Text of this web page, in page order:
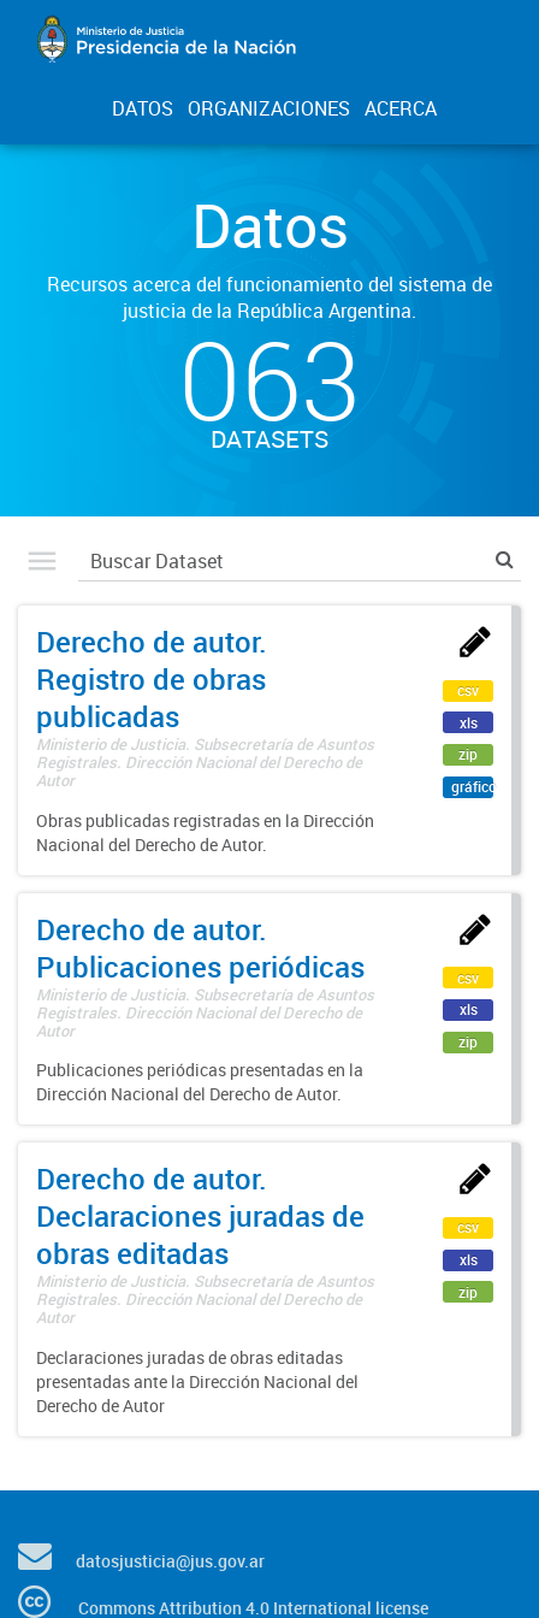
DATOS ORGANIZACIONES ACERCA
Datos
Recursos acerca del funcionamiento del sistema de
justicia de la República Argentina.
063
DATASETS
Derecho de autor.
Registro de obras
publicadas
Ministerio de Justicia. Subsecretaría de Asuntos
Registrales. Dirección Nacional del Derecho de
Autor
Obras publicadas registradas en la Dirección
Nacional del Derecho de Autor.
csv
xls
zip
gráfico
Derecho de autor.
Publicaciones periódicas
Ministerio de Justicia. Subsecretaría de Asuntos
Registrales. Dirección Nacional del Derecho de
Autor
Publicaciones periódicas presentadas en la
Dirección Nacional del Derecho de Autor.
csv
xls
zip
Derecho de autor.
Declaraciones juradas de
obras editadas
Ministerio de Justicia. Subsecretaría de Asuntos
Registrales. Dirección Nacional del Derecho de
Autor
Declaraciones juradas de obras editadas
presentadas ante la Dirección Nacional del
Derecho de Autor
csv
xls
zip
datosjusticia@jus.gov.ar
Commons Attribution 4.0 International license